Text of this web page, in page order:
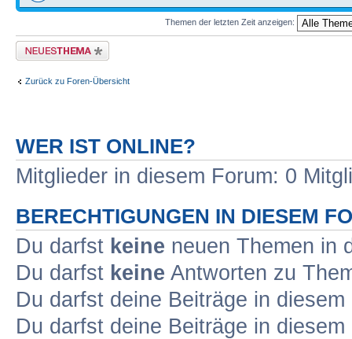
Themen der letzten Zeit anzeigen:
Neues Thema erstellen
Zurück zu Foren-Übersicht
WER IST ONLINE?
Mitglieder in diesem Forum: 0
BERECHTIGUNGEN IN DIESEM
Du darfst keine neuen Themen in
Du darfst keine Antworten zu
Du darfst deine Beiträge in
Du darfst deine Beiträge in